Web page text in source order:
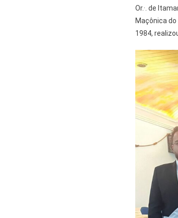
Or.·. de
Maçônica do
1984,